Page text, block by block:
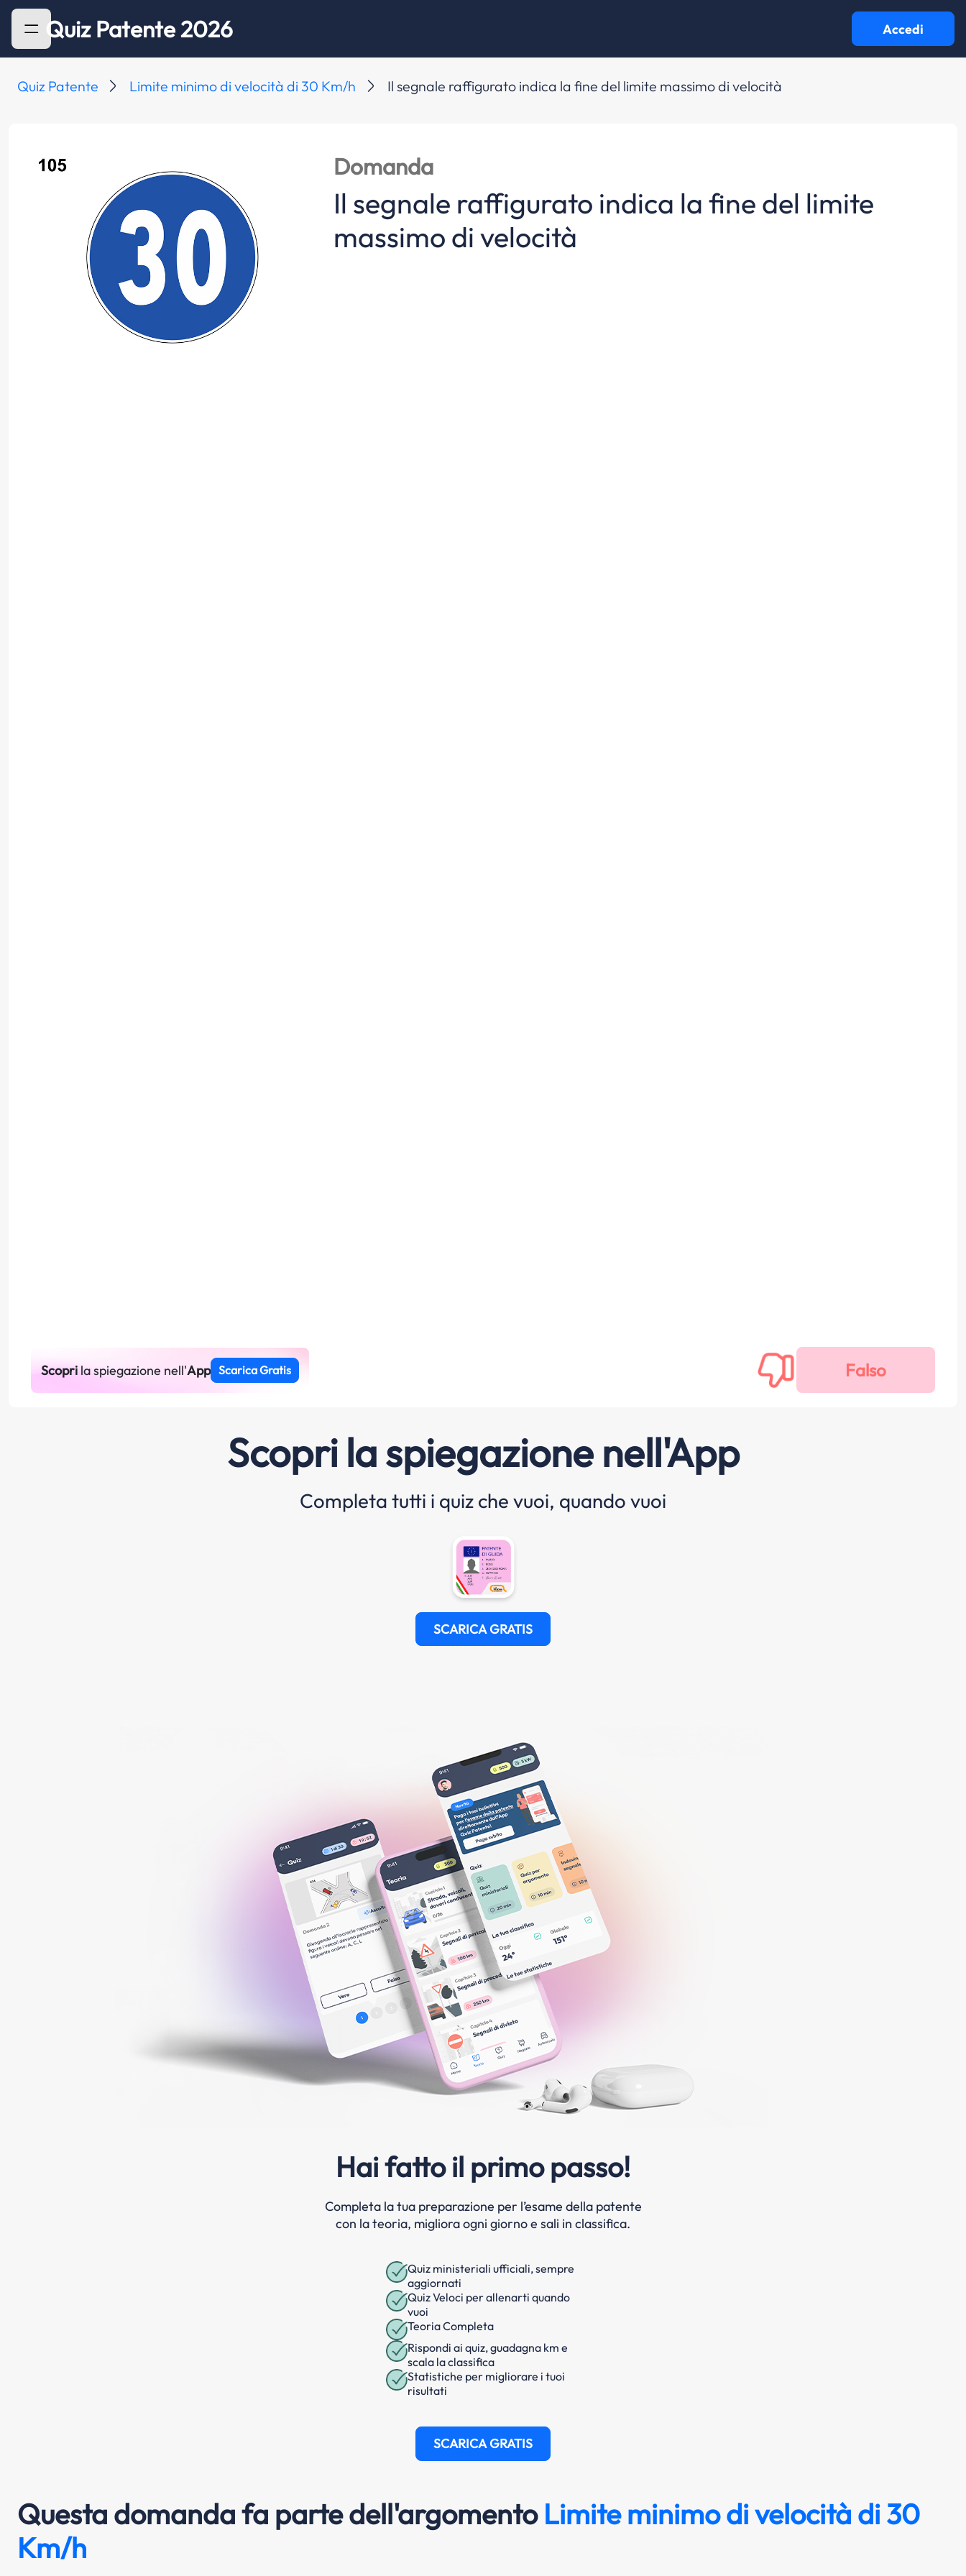
Quiz Patente 2026 Accedi
Quiz Patente Limite minimo di velocità di 30 Km/h Il segnale raffigurato indica la fine del limite massimo di velocità
Domanda
Il segnale raffigurato indica la fine del limite
massimo di velocità
Scoprila spiegazione nell'App Scarica Gratis
Scopri la spiegazione nell'App
Completa tutti i quiz che vuoi, quando vuoi
SCARICA GRATIS
Hai fatto il primo passo!
Completa la tua preparazione per l’esame della patente
con la teoria, migliora ogni giorno e sali in classifica.
Quiz ministeriali ufficiali, sempre
aggiornati
Quiz Veloci per allenarti quando
vuoi
Teoria Completa
Rispondi ai quiz, guadagna km e
scala la classifica
Statistiche per migliorare i tuoi
risultati
SCARICA GRATIS
Questa domanda fa parte dell'argomento Limite minimo di velocità di 30
Km/h